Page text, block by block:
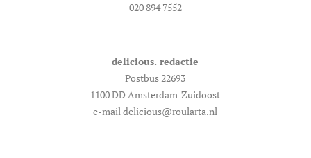
020 894 7552
delicious. redactie
Postbus 22693
1100 DD Amsterdam-Zuidoost
e-mail delicious@roularta.nl